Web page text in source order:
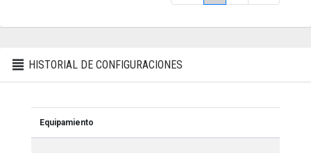
HISTORIAL DE CONFIGURACIONES
Equipamiento